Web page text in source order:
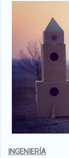
INGENIERÍA